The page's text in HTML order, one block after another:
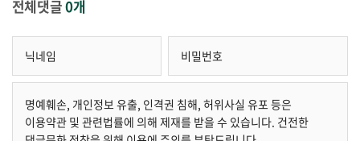
전체댓글0개